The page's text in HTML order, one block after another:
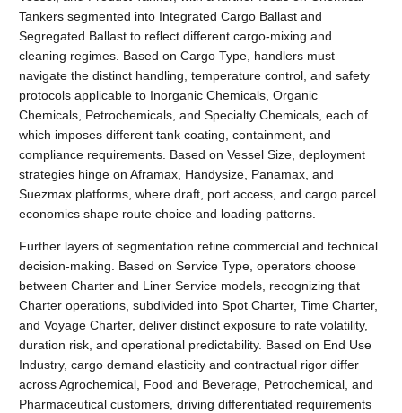
Tankers segmented into Integrated Cargo Ballast and
Segregated Ballast to reflect different cargo-mixing and
cleaning regimes. Based on Cargo Type, handlers must
navigate the distinct handling, temperature control, and safety
protocols applicable to Inorganic Chemicals, Organic
Chemicals, Petrochemicals, and Specialty Chemicals, each of
which imposes different tank coating, containment, and
compliance requirements. Based on Vessel Size, deployment
strategies hinge on Aframax, Handysize, Panamax, and
Suezmax platforms, where draft, port access, and cargo parcel
economics shape route choice and loading patterns.
Further layers of segmentation refine commercial and technical
decision-making. Based on Service Type, operators choose
between Charter and Liner Service models, recognizing that
Charter operations, subdivided into Spot Charter, Time Charter,
and Voyage Charter, deliver distinct exposure to rate volatility,
duration risk, and operational predictability. Based on End Use
Industry, cargo demand elasticity and contractual rigor differ
across Agrochemical, Food and Beverage, Petrochemical, and
Pharmaceutical customers, driving differentiated requirements